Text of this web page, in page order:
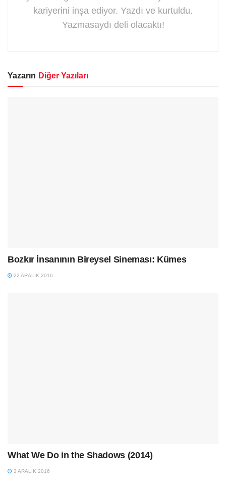
kariyerini inşa ediyor. Yazdı ve kurtuldu.
Yazmasaydı deli olacaktı!
Yazarın Diğer Yazıları
Bozkır İnsanının Bireysel Sineması: Kümes
22 ARALIK 2016
What We Do in the Shadows (2014)
3 ARALIK 2016